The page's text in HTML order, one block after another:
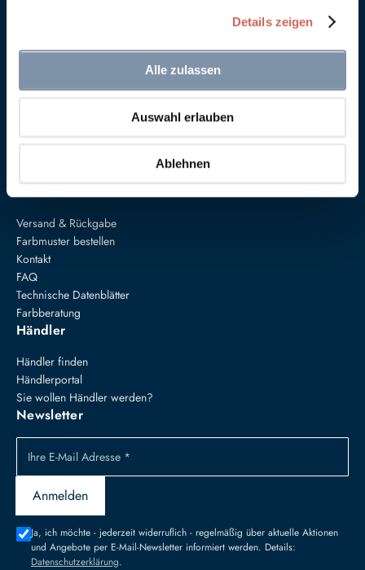
Details zeigen
Alle zulassen
Auswahl erlauben
Ablehnen
Anna von Mangoldt GmbH & Co. KG
34414 Warburg
Versand & Rückgabe
Farbmuster bestellen
Kontakt
FAQ
Technische Datenblätter
Farbberatung
Händler
Händler finden
Händlerportal
Sie wollen Händler werden?
Newsletter
Ihre E-Mail Adresse *
Anmelden
Ja, ich möchte - jederzeit widerruflich - regelmäßig über aktuelle Aktionen
und Angebote per E-Mail-Newsletter informiert werden. Details:
Datenschutzerklärung.